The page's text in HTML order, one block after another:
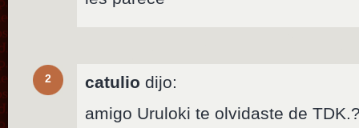
2 catulio dijo:
amigo Uruloki te olvidaste de